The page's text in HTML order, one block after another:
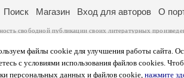
файлы cookie для улучшения работы сайта.
с условиями использования файлов cookies.
персональных данных и файлов cookie, нажмите
Поиск Магазин Вход для авторов О
свободной публикации своих литературных
. Перепечатка произведений возможна
авторы несут самостоятельно на основании
персональных данных. Вы также можете посмотреть
200 тысяч посетителей, которые в общей сумме